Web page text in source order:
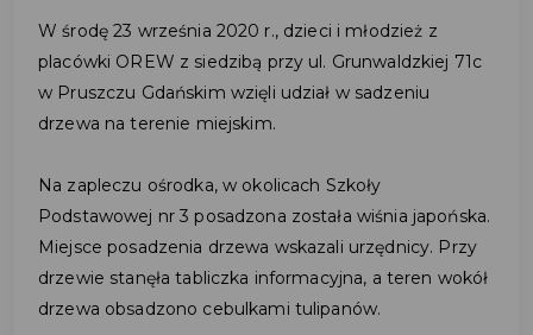
W środę 23 września 2020 r., dzieci i młodzież z
placówki OREW z siedzibą przy ul. Grunwaldzkiej 71c
w Pruszczu Gdańskim wzięli udział w sadzeniu
drzewa na terenie miejskim.
Na zapleczu ośrodka, w okolicach Szkoły
Podstawowej nr 3 posadzona została wiśnia japońska.
Miejsce posadzenia drzewa wskazali urzędnicy. Przy
drzewie stanęła tabliczka informacyjna, a teren wokół
drzewa obsadzono cebulkami tulipanów.